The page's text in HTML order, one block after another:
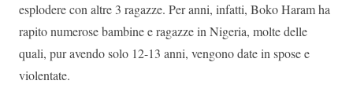
esplodere con altre 3 ragazze. Per anni, infatti, Boko Haram ha
rapito numerose bambine e ragazze in Nigeria, molte delle
quali, pur avendo solo 12-13 anni, vengono date in spose e
violentate.